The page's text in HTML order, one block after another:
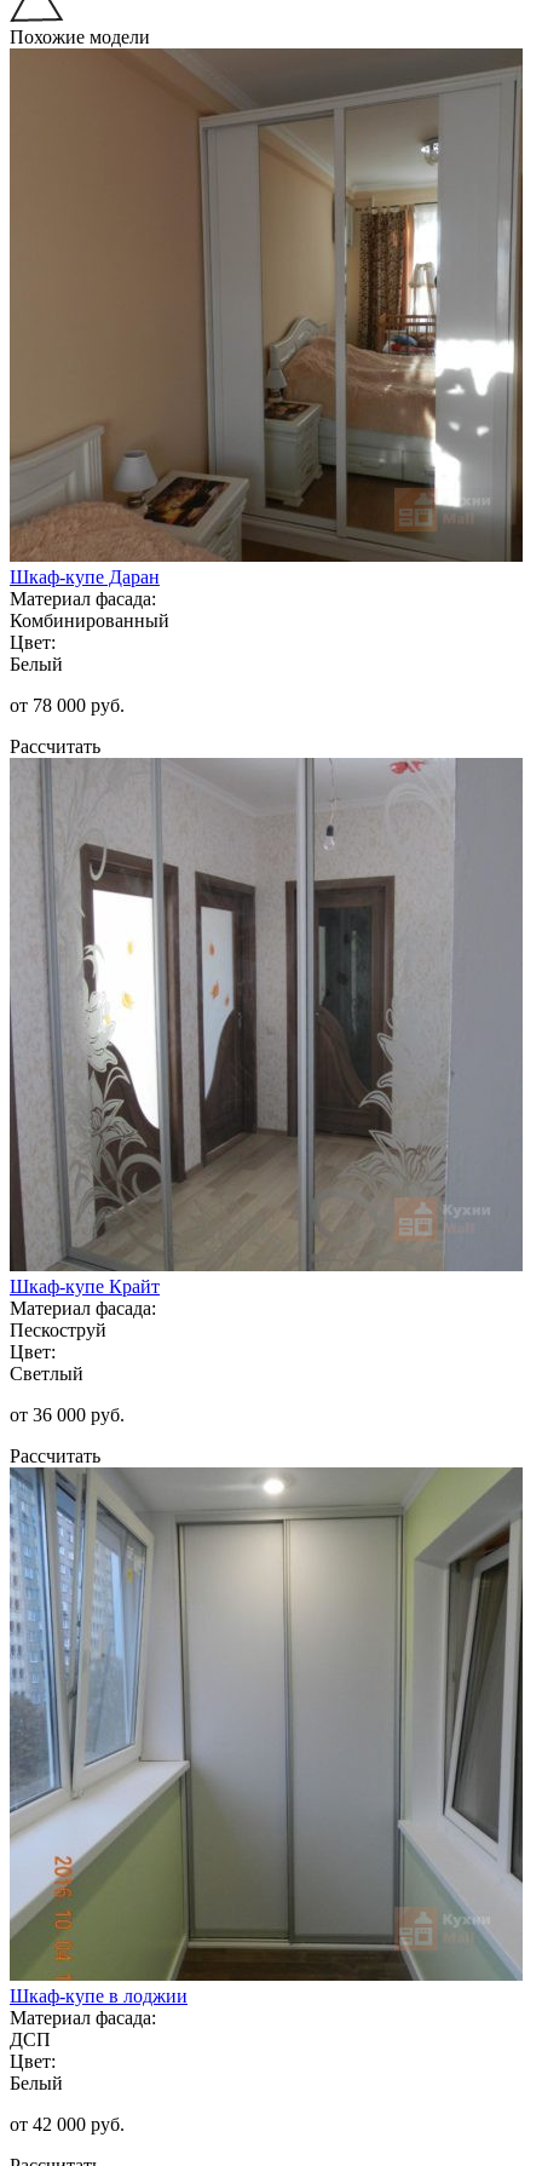
Похожие модели
Шкаф-купе Даран
Материал фасада:
Комбинированный
Цвет:
Белый
от 78 000 руб.
Рассчитать
Шкаф-купе Крайт
Материал фасада:
Пескоструй
Цвет:
Светлый
от 36 000 руб.
Рассчитать
Шкаф-купе в лоджии
Материал фасада:
ДСП
Цвет:
Белый
от 42 000 руб.